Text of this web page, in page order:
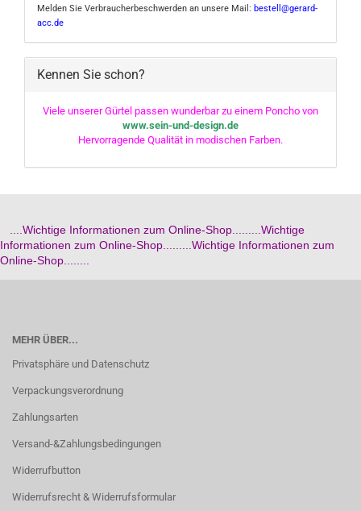
Melden Sie Verbraucherbeschwerden an unsere Mail: bestell@gerard-
acc.de
Kennen Sie schon?
Viele unserer Gürtel passen wunderbar zu einem Poncho von
www.sein-und-design.de
Hervorragende Qualität in modischen Farben.
....Wichtige Informationen zum Online-Shop.........Wichtige
Informationen zum Online-Shop.........Wichtige Informationen zum
Online-Shop........
MEHR ÜBER...
Privatsphäre und Datenschutz
Verpackungsverordnung
Zahlungsarten
Versand-&Zahlungsbedingungen
Widerrufbutton
Widerrufsrecht & Widerrufsformular